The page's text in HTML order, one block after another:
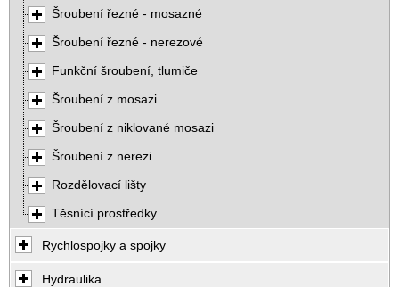
Šroubení řezné - mosazné
Šroubení řezné - nerezové
Funkční šroubení, tlumiče
Šroubení z mosazi
Šroubení z niklované mosazi
Šroubení z nerezi
Rozdělovací lišty
Těsnící prostředky
Rychlospojky a spojky
Hydraulika